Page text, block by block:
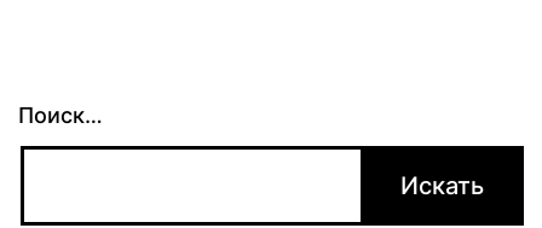
Поиск…